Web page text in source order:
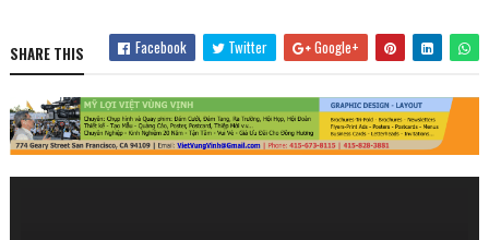
SHARE THIS Facebook Twitter Google+